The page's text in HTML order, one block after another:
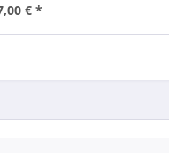
€ *